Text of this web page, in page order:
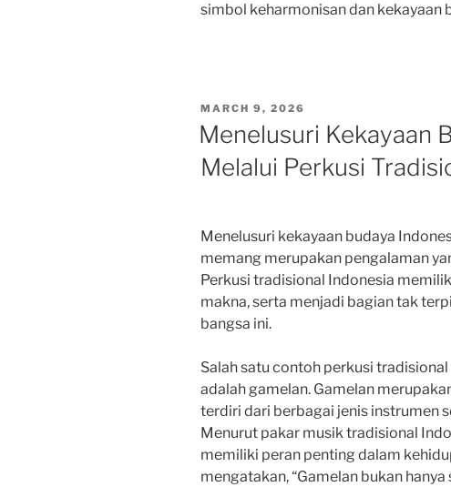
simbol keharmonisan dan kekayaan
POSTED
ON
MARCH 9, 2026
Menelusuri Kekayaan
Melalui Perkusi
Menelusuri kekayaan budaya
memang merupakan pengalaman
Perkusi tradisional Indonesia
makna, serta menjadi bagian tak
bangsa ini.
Salah satu contoh perkusi
adalah gamelan. Gamelan
terdiri dari berbagai jenis instrumen
Menurut pakar musik tradisional
memiliki peran penting dalam
mengatakan, “Gamelan bukan